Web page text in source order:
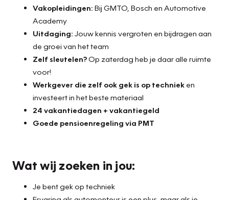
Vakopleidingen: Bij GMTO, Bosch en Automotive
Academy
Uitdaging: Jouw kennis vergroten en bijdragen aan
de groei van het team
Zelf sleutelen?Op zaterdag heb je daar alle ruimte
voor!
Werkgever die zelf ook gek is op techniek en
investeert in het beste materiaal
24 vakantiedagen + vakantiegeld
Goede pensioenregeling via PMT
Wat wij zoeken in jou:
Je bent gek op techniek